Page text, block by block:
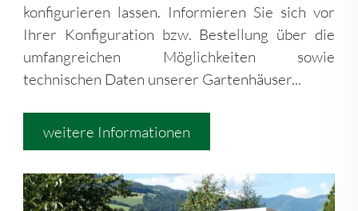
konfigurieren lassen. Informieren Sie sich vor
Ihrer Konfiguration bzw. Bestellung über die
umfangreichen Möglichkeiten sowie
technischen Daten unserer Gartenhäuser...
weitere Informationen